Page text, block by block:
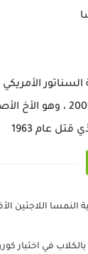
الأمريكي
كينيدي ، الذي توفي عام 2009
عام 1963
النمسا اللاجئين
في اختبار